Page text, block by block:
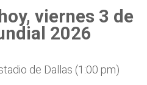
viernes 3 de
2026
de Dallas (1:00 pm)